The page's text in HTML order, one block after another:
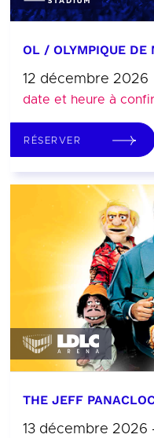
OL / OLYMPIQUE DE
12 décembre 2026
date et heure à
RÉSERVER
THE JEFF
13 décembre 2026